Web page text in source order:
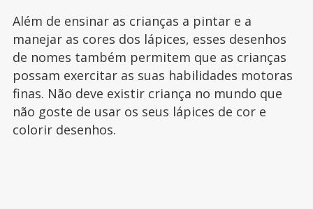
Além de ensinar as crianças a pintar e a
manejar as cores dos lápices, esses desenhos
de nomes também permitem que as crianças
possam exercitar as suas habilidades motoras
finas. Não deve existir criança no mundo que
não goste de usar os seus lápices de cor e
colorir desenhos.